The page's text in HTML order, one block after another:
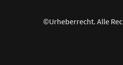
©Urheberrecht. Alle